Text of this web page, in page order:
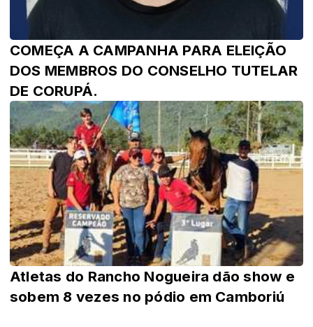
COMEÇA A CAMPANHA PARA ELEIÇÃO
DOS MEMBROS DO CONSELHO TUTELAR
DE CORUPÁ.
Atletas do Rancho Nogueira dão show e
sobem 8 vezes no pódio em Camboriú